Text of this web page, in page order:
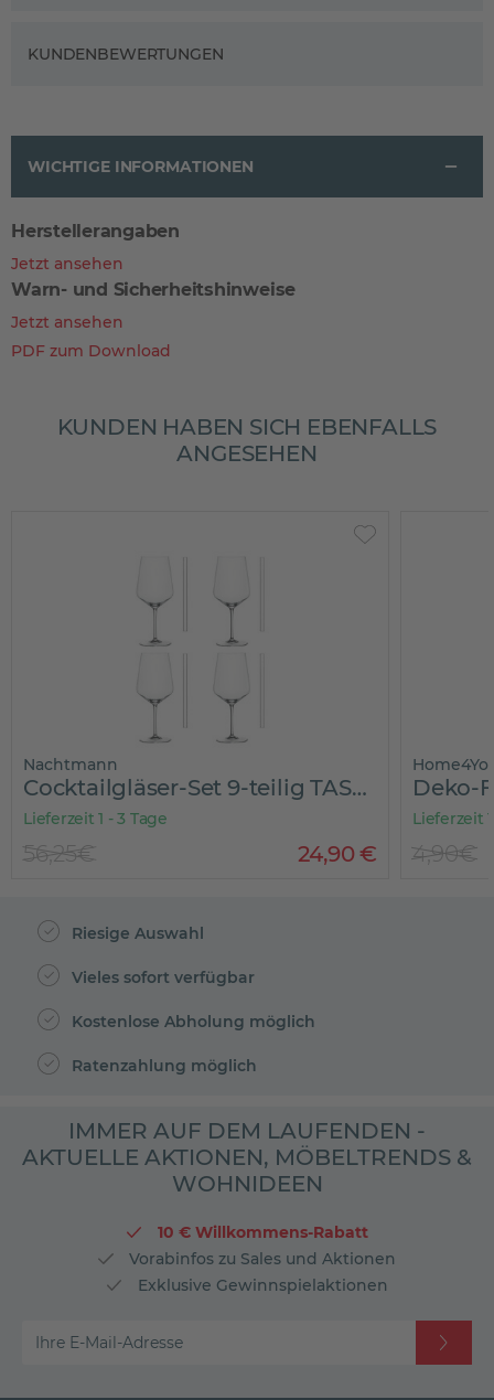
KUNDENBEWERTUNGEN
WICHTIGE INFORMATIONEN
Herstellerangaben
Jetzt ansehen
Warn- und Sicherheitshinweise
Jetzt ansehen
PDF zum Download
KUNDEN HABEN SICH EBENFALLS
ANGESEHEN
Nachtmann
Cocktailgläser-Set 9-teilig TASTES GOOD
Lieferzeit 1 - 3 Tage
24,90€
56,25€
Deko-
Lieferzeit
4,90€
Riesige Auswahl
Vieles sofort verfügbar
Kostenlose Abholung möglich
Ratenzahlung möglich
IMMER AUF DEM LAUFENDEN -
AKTUELLE AKTIONEN, MÖBELTRENDS &
WOHNIDEEN
10 € Willkommens-Rabatt
Vorabinfos zu Sales und Aktionen
Exklusive Gewinnspielaktionen
Ihre E-Mail-Adresse